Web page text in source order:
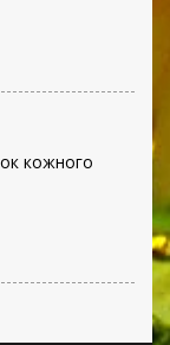
кожного